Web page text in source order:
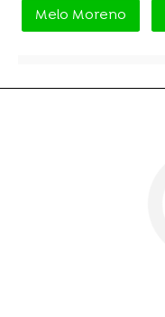
Melo Moreno